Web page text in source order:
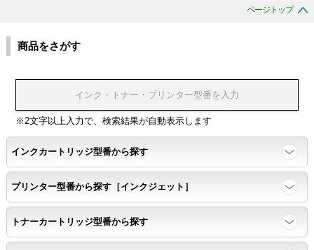
浸透性テスト用のサンプルを印刷する。
任意の色を背景として使用し、
背景と違う色で8号サイズのArialフォントで
速乾性
互換性テストサンプルを5ページ連続印刷する。
ページトップ
商品をさがす
※2文字以上入力で、検索結果が自動表示します
インクカートリッジ型番から探す
プリンター型番から探す［インクジェット］
トナーカートリッジ型番から探す